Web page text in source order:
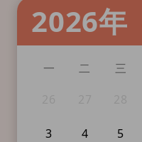
2026年
一 二 三
3 4 5